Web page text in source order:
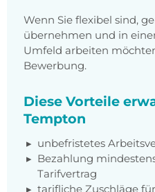
Wenn Sie flexibel sind,
übernehmen und in
Umfeld arbeiten
Bewerbung.
Diese Vorteile
Tempton
unbefristetes
Bezahlung
Tarifvertrag
tarifliche Zuschläge